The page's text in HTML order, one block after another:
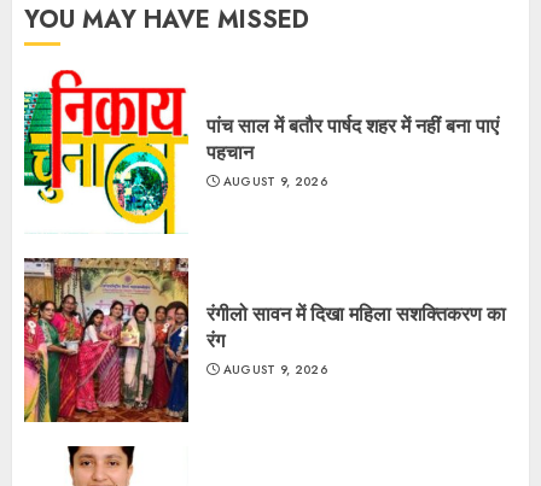
YOU MAY HAVE MISSED
पांच साल में बतौर पार्षद शहर में नहीं बना पाएं
पहचान
AUGUST 9, 2026
रंगीलो सावन में दिखा महिला सशक्तिकरण का
रंग
AUGUST 9, 2026